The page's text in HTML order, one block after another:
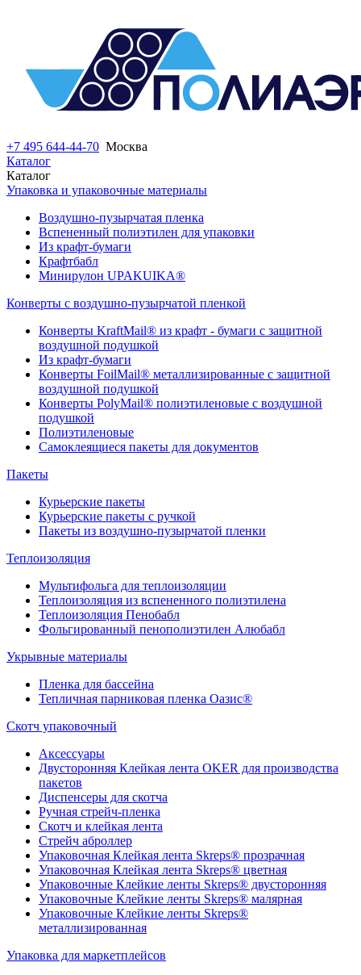
+7 495 644-44-70 Москва
Каталог
Каталог
Упаковка и упаковочные материалы
Воздушно-пузырчатая пленка
Вспененный полиэтилен для упаковки
Из крафт-бумаги
Крафтбабл
Минирулон UPAKUIKA®
Конверты с воздушно-пузырчатой пленкой
Конверты KraftMail® из крафт - бумаги с защитной
воздушной подушкой
Из крафт-бумаги
Конверты FoilMail® металлизированные с защитной
воздушной подушкой
Конверты PolyMail® полиэтиленовые с воздушной
подушкой
Полиэтиленовые
Самоклеящиеся пакеты для документов
Пакеты
Курьерские пакеты
Курьерские пакеты с ручкой
Пакеты из воздушно-пузырчатой пленки
Теплоизоляция
Мультифольга для теплоизоляции
Теплоизоляция из вспененного полиэтилена
Теплоизоляция Пенобабл
Фольгированный пенополиэтилен Алюбабл
Укрывные материалы
Пленка для бассейна
Тепличная парниковая пленка Оазис®
Скотч упаковочный
Аксессуары
Двусторонняя Клейкая лента OKER для производства
пакетов
Диспенсеры для скотча
Ручная стрейч-пленка
Скотч и клейкая лента
Стрейч аброллер
Упаковочная Клейкая лента Skreps® прозрачная
Упаковочная Клейкая лента Skreps® цветная
Упаковочные Клейкие ленты Skreps® двусторонняя
Упаковочные Клейкие ленты Skreps® малярная
Упаковочные Клейкие ленты Skreps®
металлизированная
Упаковка для маркетплейсов